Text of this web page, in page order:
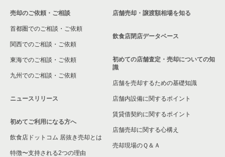
八尾市の飲食店の居抜き売却物件の案件一覧
大東市の飲食店の居抜き売却物件の案件一覧
箕面市の飲食店の居抜き売却物件の案件一覧
大阪市淀川区の飲食店の居抜き売却物件の案件一覧
大阪市東成区の飲食店の居抜き売却物件の案件一覧
大阪市城東区の飲食店の居抜き売却物件の案件一覧
大阪市旭区の飲食店の居抜き売却物件の案件一覧
売却のご依頼・ご相談
首都圏でのご相談・ご依頼
関西でのご相談・ご依頼
東海でのご相談・ご依頼
九州でのご相談・ご依頼
ニュースリリース
初めてご利用になる方へ
飲食店ドットコム 居抜き売却とは
特徴〜支持される2つの理由
店舗売却・譲渡額相場を知る
飲食店閉店データベース
初めての店舗査定・売却についての知
識
店舗を売却するための基礎知識
店舗内設備に関するポイント
賃貸借契約に関するポイント
店舗売却に関する心構え
売却現場のＱ＆Ａ